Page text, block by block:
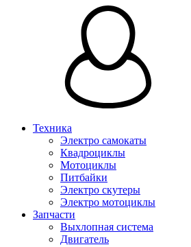
Техника
Электро самокаты
Квадроциклы
Мотоциклы
Питбайки
Электро скутеры
Электро мотоциклы
Запчасти
Выхлопная система
Двигатель